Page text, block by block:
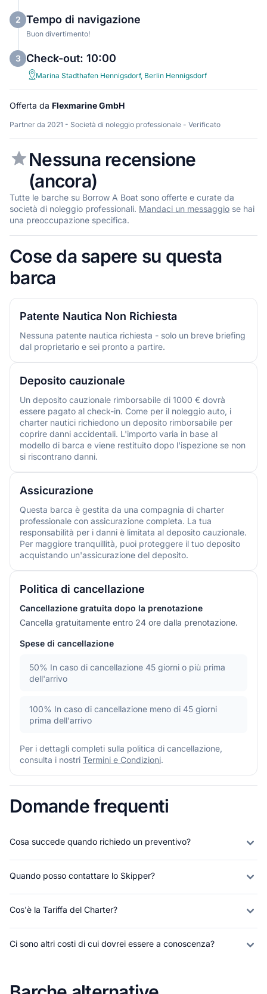
2 Tempo di navigazione
Buon divertimento!
3 Check-out: 10:00
Marina Stadthafen Hennigsdorf, Berlin Hennigsdorf
Offerta da Flexmarine GmbH
Partner da 2021 - Società di noleggio professionale - Verificato
Nessuna recensione
(ancora)
Tutte le barche su Borrow A Boat sono offerte e curate da
società di noleggio professionali. Mandaci un messaggio se hai
una preoccupazione specifica.
Cose da sapere su questa
barca
Patente Nautica Non Richiesta
Nessuna patente nautica richiesta - solo un breve briefing
dal proprietario e sei pronto a partire.
Deposito cauzionale
Un deposito cauzionale rimborsabile di 1000 € dovrà
essere pagato al check-in. Come per il noleggio auto, i
charter nautici richiedono un deposito rimborsabile per
coprire danni accidentali. L'importo varia in base al
modello di barca e viene restituito dopo l'ispezione se non
si riscontrano danni.
Assicurazione
Questa barca è gestita da una compagnia di charter
professionale con assicurazione completa. La tua
responsabilità per i danni è limitata al deposito cauzionale.
Per maggiore tranquillità, puoi proteggere il tuo deposito
acquistando un'assicurazione del deposito.
Politica di cancellazione
Cancellazione gratuita dopo la prenotazione
Cancella gratuitamente entro 24 ore dalla prenotazione.
Spese di cancellazione
50% In caso di cancellazione 45 giorni o più prima
dell'arrivo
100% In caso di cancellazione meno di 45 giorni
prima dell'arrivo
Per i dettagli completi sulla politica di cancellazione,
consulta i nostri Termini e Condizioni.
Domande frequenti
Cosa succede quando richiedo un preventivo?
Quando posso contattare lo Skipper?
Cos'è la Tariffa del Charter?
Ci sono altri costi di cui dovrei essere a conoscenza?